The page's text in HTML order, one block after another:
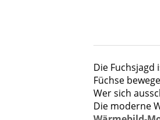
Die
Füchse
Wer sich
Die moderne